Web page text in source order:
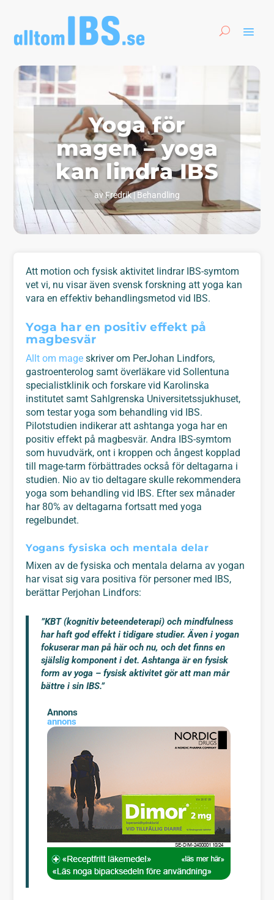
Yoga för
magen – yoga
kan lindra IBS
avFredrik|Behandling
Att motion och fysisk aktivitet lindrar IBS-symtom
vet vi, nu visar även svensk forskning att yoga kan
vara en effektiv behandlingsmetod vid IBS.
Yoga har en positiv effekt på
magbesvär
Allt om mage skriver om PerJohan Lindfors,
gastroenterolog samt överläkare vid Sollentuna
specialistklinik och forskare vid Karolinska
institutet samt Sahlgrenska Universitetssjukhuset,
som testar yoga som behandling vid IBS.
Pilotstudien indikerar att ashtanga yoga har en
positiv effekt på magbesvär. Andra IBS-symtom
som huvudvärk, ont i kroppen och ångest kopplad
till mage-tarm förbättrades också för deltagarna i
studien. Nio av tio deltagare skulle rekommendera
yoga som behandling vid IBS. Efter sex månader
har 80% av deltagarna fortsatt med yoga
regelbundet.
Yogans fysiska och mentala delar
Mixen av de fysiska och mentala delarna av yogan
har visat sig vara positiva för personer med IBS,
berättar Perjohan Lindfors:
”KBT (kognitiv beteendeterapi) och mindfulness
har haft god effekt i tidigare studier. Även i yogan
fokuserar man på här och nu, och det finns en
själslig komponent i det. Ashtanga är en fysisk
form av yoga – fysisk aktivitet gör att man mår
bättre i sin IBS.”
Annons
annons